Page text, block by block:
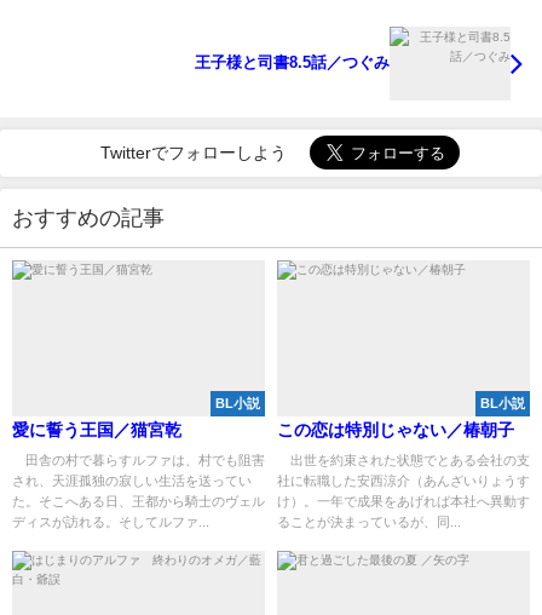
王子様と司書8.5話／つぐみ
Twitterでフォローしよう
おすすめの記事
BL小説
愛に誓う王国／猫宮乾
田舎の村で暮らすルファは、村でも阻害
され、天涯孤独の寂しい生活を送ってい
た。そこへある日、王都から騎士のヴェル
ディスが訪れる。そしてルファ...
BL小説
この恋は特別じゃない／椿朝子
出世を約束された状態でとある会社の支
社に転職した安西涼介（あんざいりょうす
け）。一年で成果をあげれば本社へ異動す
ることが決まっているが、同...